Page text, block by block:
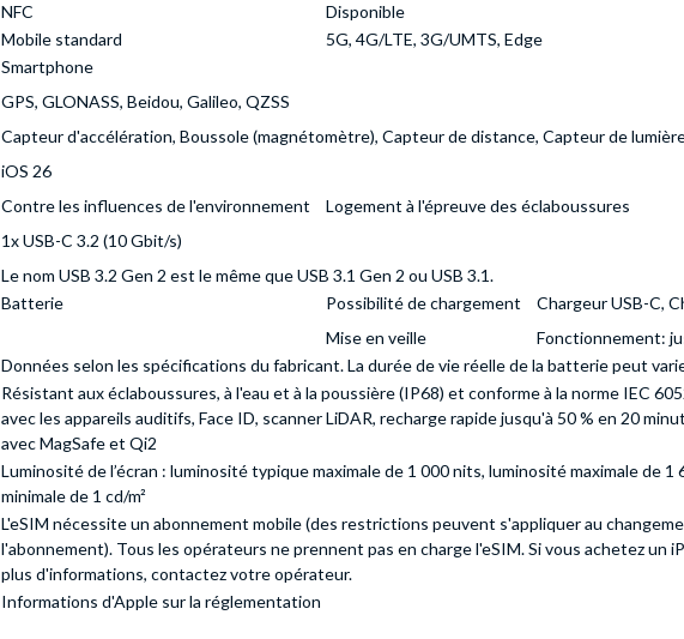
NFC
Disponible
Mobile standard
5G, 4G/LTE, 3G/UMTS, Edge
Smartphone
GPS, GLONASS, Beidou, Galileo, QZSS
Capteur d'accélération, Boussole (magnétomètre), Capteur de distance, Capteur de
iOS 26
Contre les influences de l'environnement
Logement à l'épreuve des éclaboussures
1x USB-C 3.2 (10 Gbit/s)
Le nom USB 3.2 Gen 2 est le même que USB 3.1 Gen 2 ou USB 3.1.
Batterie Possibilité de chargement
Chargeur USB-C,
Mise en veille
Fonctionnement:
Données selon les spécifications du fabricant. La durée de vie réelle de la batterie peut
Résistant aux éclaboussures, à l'eau et à la poussière (IP68) et conforme à la norme IEC
avec les appareils auditifs, Face ID, scanner LiDAR, recharge rapide jusqu'à 50 % en 20
avec MagSafe et Qi2
Luminosité de l’écran : luminosité typique maximale de 1 000 nits, luminosité maximale de
minimale de 1 cd/m²
L'eSIM nécessite un abonnement mobile (des restrictions peuvent s'appliquer au
l'abonnement). Tous les opérateurs ne prennent pas en charge l'eSIM. Si vous achetez
plus d'informations, contactez votre opérateur.
Informations d'Apple sur la réglementation